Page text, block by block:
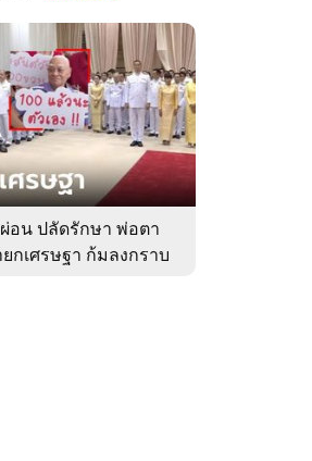
อน ปลัดรักษา พ่อตา
กเศรษฐา ก้มลงกราบ